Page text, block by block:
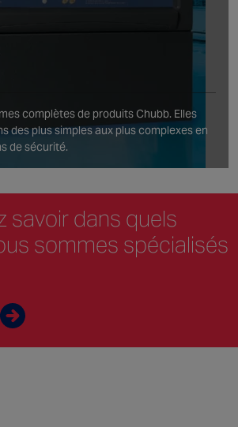
complètes de produits Chubb. Elles
des plus simples aux plus complexes en
de sécurité.
savoirdans quels
sommes spécialisés